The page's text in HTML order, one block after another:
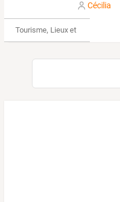
Cécilia
Tourisme, Lieux et Événements